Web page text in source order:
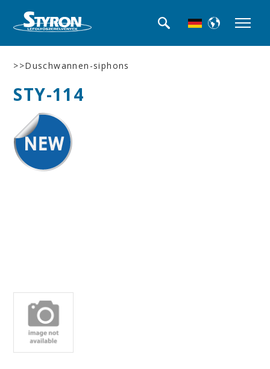
>>Duschwannen-siphons
STY-114